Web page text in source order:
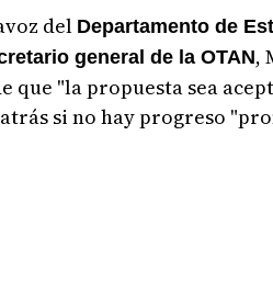
del Departamento de
general de la OTAN,
que "la propuesta sea
si no hay progreso